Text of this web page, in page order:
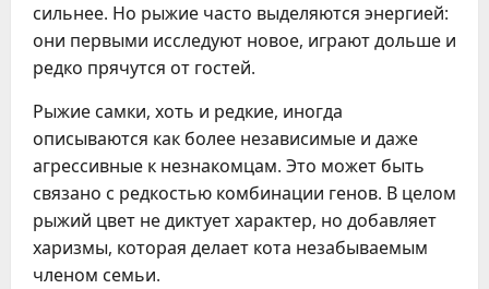
сильнее. Но рыжие часто выделяются энергией:
они первыми исследуют новое, играют дольше и
редко прячутся от гостей.
Рыжие самки, хоть и редкие, иногда
описываются как более независимые и даже
агрессивные к незнакомцам. Это может быть
связано с редкостью комбинации генов. В целом
рыжий цвет не диктует характер, но добавляет
харизмы, которая делает кота незабываемым
членом семьи.